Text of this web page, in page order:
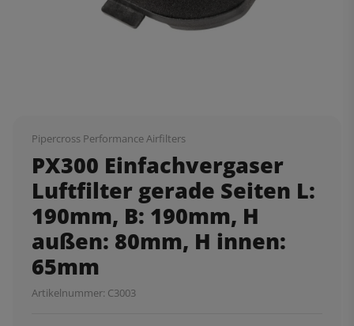
Pipercross Performance Airfilters
PX300 Einfachvergaser
Luftfilter gerade Seiten L:
190mm, B: 190mm, H
außen: 80mm, H innen:
65mm
Artikelnummer: C3003